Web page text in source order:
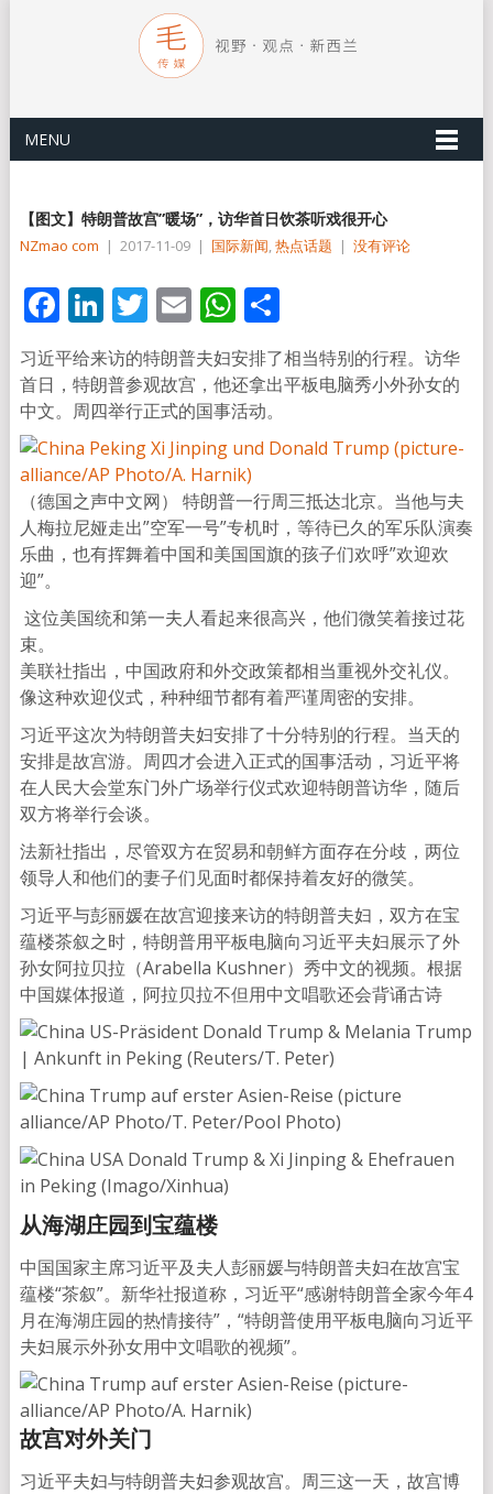
MENU
【图文】特朗普故宫”暖场”，访华首日饮茶听戏很开心
NZmao com | 2017-11-09 | 国际新闻,热点话题 | 没有评论
Facebook
LinkedIn
Twitter
EmailWhatsApp
分
享
习近平给来访的特朗普夫妇安排了相当特别的行程。访华
首日，特朗普参观故宫，他还拿出平板电脑秀小外孙女的
中文。周四举行正式的国事活动。
（德国之声中文网） 特朗普一行周三抵达北京。当他与夫
人梅拉尼娅走出”空军一号”专机时，等待已久的军乐队演奏
乐曲，也有挥舞着中国和美国国旗的孩子们欢呼”欢迎欢
迎”。
这位美国统和第一夫人看起来很高兴，他们微笑着接过花
束。
美联社指出，中国政府和外交政策都相当重视外交礼仪。
像这种欢迎仪式，种种细节都有着严谨周密的安排。
习近平这次为特朗普夫妇安排了十分特别的行程。当天的
安排是故宫游。周四才会进入正式的国事活动，习近平将
在人民大会堂东门外广场举行仪式欢迎特朗普访华，随后
双方将举行会谈。
法新社指出，尽管双方在贸易和朝鲜方面存在分歧，两位
领导人和他们的妻子们见面时都保持着友好的微笑。
习近平与彭丽媛在故宫迎接来访的特朗普夫妇，双方在宝
蕴楼茶叙之时，特朗普用平板电脑向习近平夫妇展示了外
孙女阿拉贝拉（Arabella Kushner）秀中文的视频。根据
中国媒体报道，阿拉贝拉不但用中文唱歌还会背诵古诗
从海湖庄园到宝蕴楼
中国国家主席习近平及夫人彭丽媛与特朗普夫妇在故宫宝
蕴楼“茶叙”。新华社报道称，习近平“感谢特朗普全家今年4
月在海湖庄园的热情接待”，“特朗普使用平板电脑向习近平
夫妇展示外孙女用中文唱歌的视频”。
故宫对外关门
习近平夫妇与特朗普夫妇参观故宫。周三这一天，故宫博